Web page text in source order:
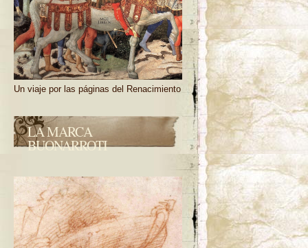
Un viaje por las páginas del Renacimiento
LA MARCA
BUONARROTI